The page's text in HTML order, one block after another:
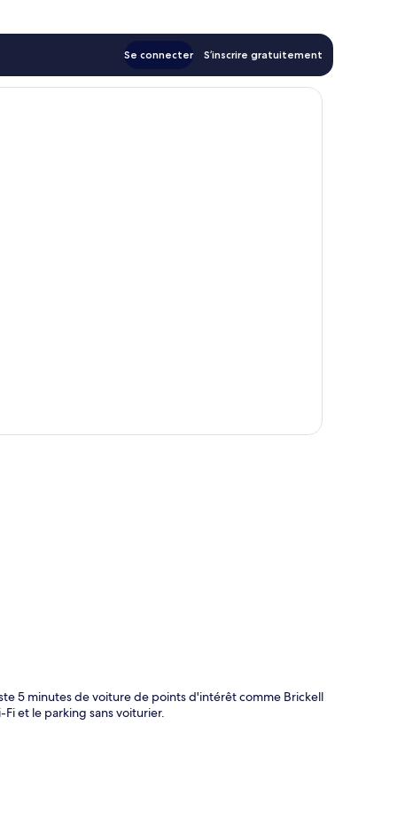
Se connecter S’inscrire gratuitement
5 minutes de voiture de points d'intérêt comme Brickell
et le parking sans voiturier.